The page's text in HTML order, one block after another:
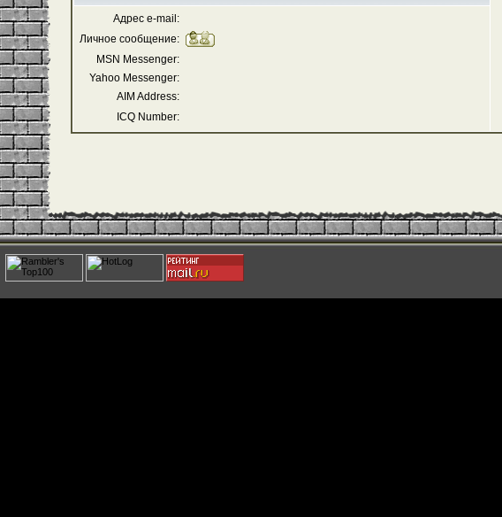
Адрес e-mail:
Личное сообщение:
MSN Messenger:
Yahoo Messenger:
AIM Address:
ICQ Number: